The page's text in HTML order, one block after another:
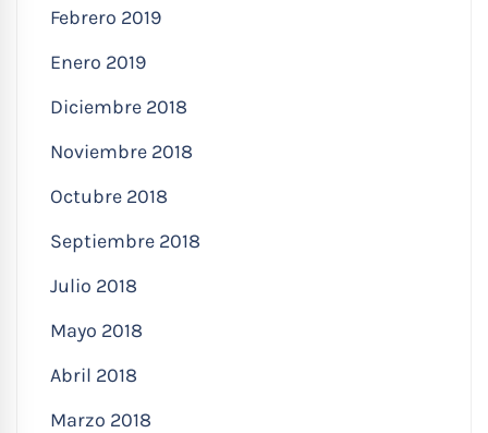
Febrero 2019
Enero 2019
Diciembre 2018
Noviembre 2018
Octubre 2018
Septiembre 2018
Julio 2018
Mayo 2018
Abril 2018
Marzo 2018